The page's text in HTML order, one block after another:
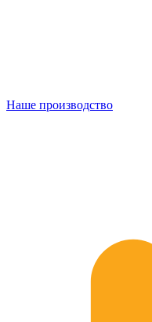
Наше производство